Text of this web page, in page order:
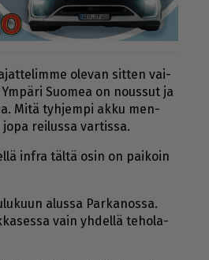
ole­van sit­ten vai­
Suo­mea on nous­sut ja
Mitä tyh­jem­pi ak­ku men­
rei­lus­sa var­tis­sa.
inf­ra täl­tä osin on pai­koin
alus­sa Par­ka­nos­sa.
vain yh­del­lä te­ho­la­